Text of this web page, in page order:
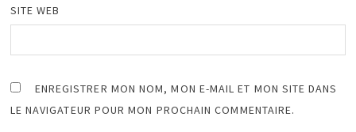
SITE WEB
ENREGISTRER MON NOM, MON E-MAIL ET MON SITE DANS
LE NAVIGATEUR POUR MON PROCHAIN COMMENTAIRE.